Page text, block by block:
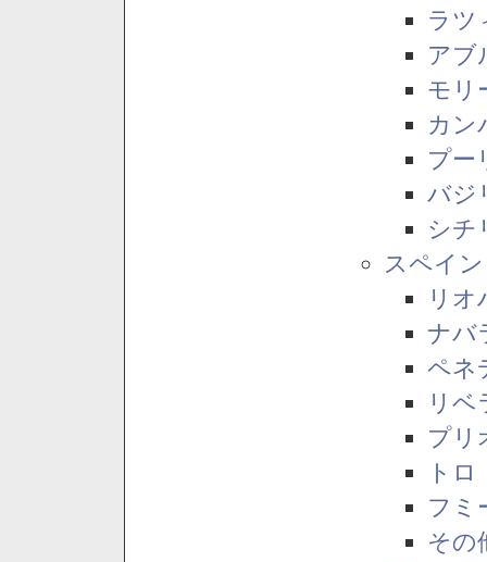
ラツ
アブ
モリ
カン
プー
バジ
シチ
スペイン
リオ
ナバ
ペネ
リベ
プリ
トロ
フミ
その